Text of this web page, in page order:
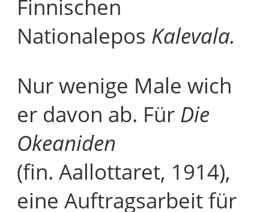
Finnischen
Nationalepos Kalevala.
Nur wenige Male wich
er davon ab. Für Die
Okeaniden
(fin. Aallottaret, 1914),
eine Auftragsarbeit für